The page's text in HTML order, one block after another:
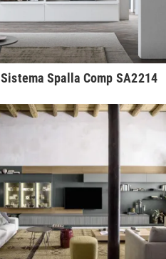
Sistema Spalla Comp SA2214